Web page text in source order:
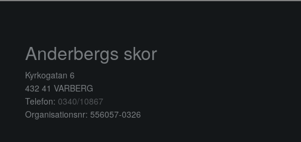
Anderbergs skor
Kyrkogatan 6
432 41 VARBERG
Telefon: 0340/10867
Organisationsnr: 556057-0326